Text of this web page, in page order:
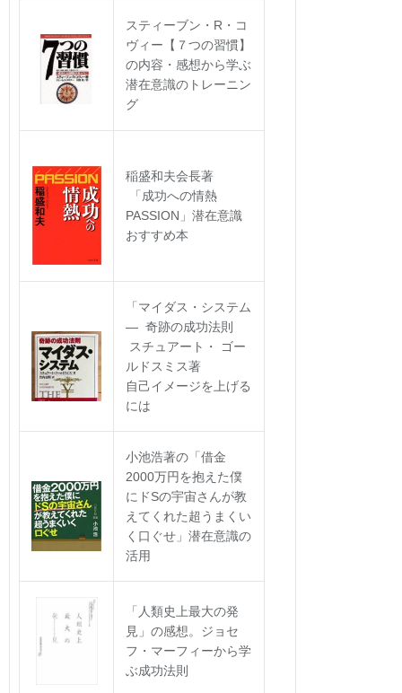
スティーブン・R・コ
ヴィー【７つの習慣】
の内容・感想から学ぶ
潜在意識のトレーニン
グ
稲盛和夫会長著
「成功への情熱
PASSION」潜在意識
おすすめ本
「マイダス・システム
― 奇跡の成功法則
スチュアート・ ゴー
ルドスミス著
自己イメージを上げる
には
小池浩著の「借金
2000万円を抱えた僕
にドSの宇宙さんが教
えてくれた超うまくい
く口ぐせ」潜在意識の
活用
「人類史上最大の発
見」の感想。ジョセ
フ・マーフィーから学
ぶ成功法則